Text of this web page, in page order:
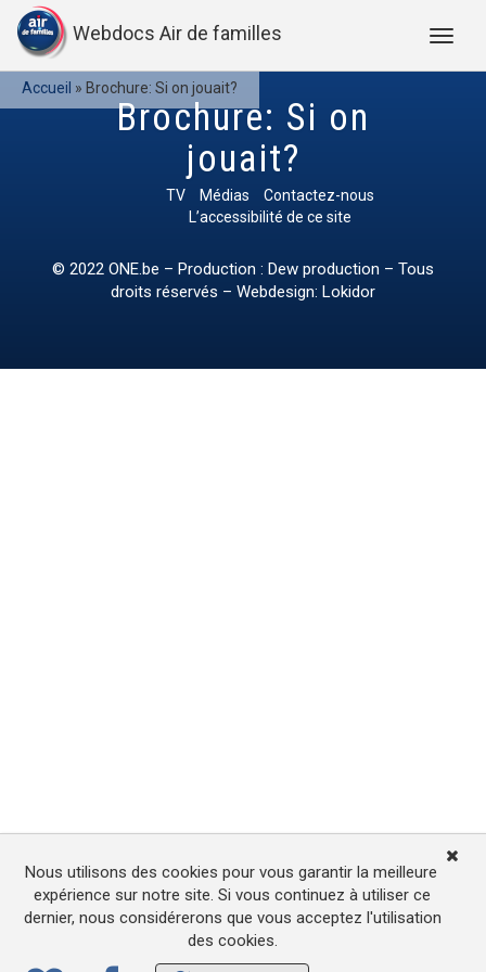
Webdocs Air de familles
Accueil » Brochure: Si on jouait?
Brochure: Si on
jouait?
TV Médias
Contactez-nous
L’accessibilité de ce site
© 2022 ONE.be – Production : Dew production – Tous
droits réservés – Webdesign: Lokidor
Nous utilisons des cookies pour vous garantir la meilleure
expérience sur notre site. Si vous continuez à utiliser ce
dernier, nous considérerons que vous acceptez l'utilisation
des cookies.